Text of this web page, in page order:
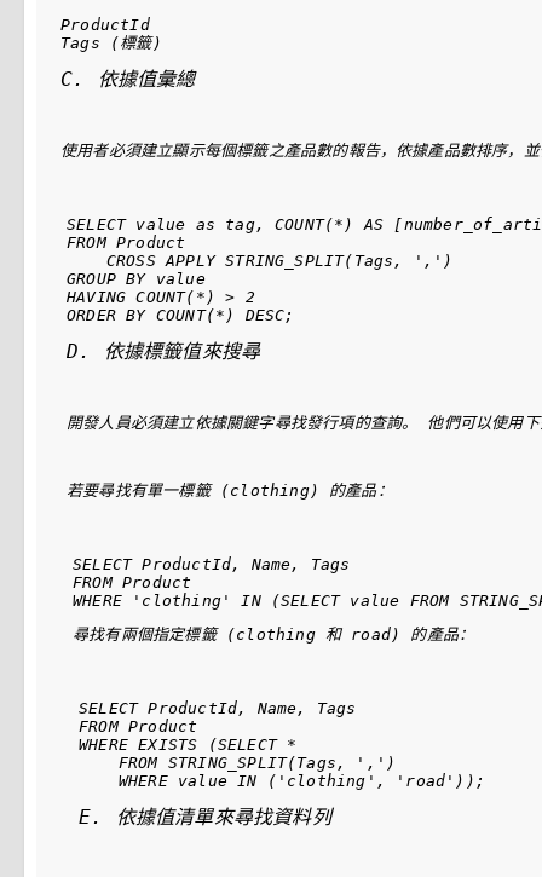
ProductId
C. 依據值彙總
使用者必須建立顯示每個標籤之產品數的報告，依據產品數排序，
SELECT value as tag, COUNT(*) AS
FROM Product
    CROSS APPLY STRING_SPLIT(Tags, ',')
GROUP BY value
HAVING COUNT(*) > 2
D. 依據標籤值來搜尋
開發人員必須建立依據關鍵字尋找發行項的查詢。 他們可以使用
若要尋找有單一標籤 (clothing) 的產品：
SELECT ProductId, Name, Tags
FROM Product
尋找有兩個指定標籤 (clothing 和 road) 的產品：
SELECT ProductId, Name, Tags
FROM Product
WHERE EXISTS (SELECT *
    FROM STRING_SPLIT(Tags, ',')
E. 依據值清單來尋找資料列